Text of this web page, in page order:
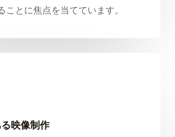
ことに焦点を当てています。
映像制作